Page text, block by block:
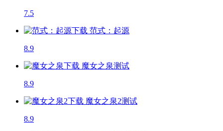
7.5
范式：起源
8.9
魔女之泉测试
8.9
魔女之泉2测试
8.9